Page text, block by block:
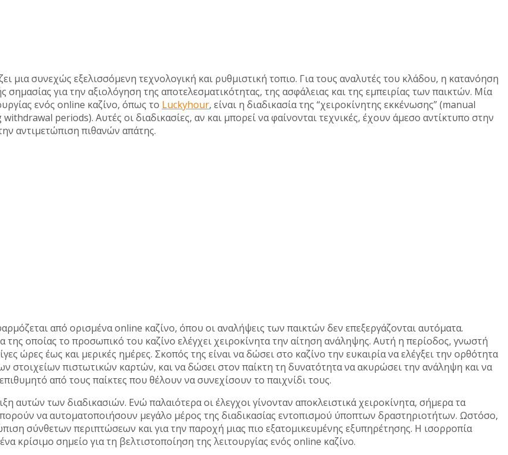
μια συνεχώς εξελισσόμενη τεχνολογική και ρυθμιστική τοπιο. Για τους αναλυτές του κλάδου, η κατανόηση
για την αξιολόγηση της αποτελεσματικότητας, της ασφάλειας και της εμπειρίας των παικτών. Μία
ενός online καζίνο, όπως το Luckyhour, είναι η διαδικασία της “χειροκίνητης εκκένωσης” (manual
periods). Αυτές οι διαδικασίες, αν και μπορεί να φαίνονται τεχνικές, έχουν άμεσο αντίκτυπο στην
αντιμετώπιση πιθανών απάτης.
από ορισμένα online καζίνο, όπου οι αναλήψεις των παικτών δεν επεξεργάζονται αυτόματα.
της οποίας το προσωπικό του καζίνο ελέγχει χειροκίνητα την αίτηση ανάληψης. Αυτή η περίοδος, γνωστή
ώρες έως και μερικές ημέρες. Σκοπός της είναι να δώσει στο καζίνο την ευκαιρία να ελέγξει την ορθότητα
στοιχείων πιστωτικών καρτών, και να δώσει στον παίκτη τη δυνατότητα να ακυρώσει την ανάληψη και να
από τους παίκτες που θέλουν να συνεχίσουν το παιχνίδι τους.
αυτών των διαδικασιών. Ενώ παλαιότερα οι έλεγχοι γίνονταν αποκλειστικά χειροκίνητα, σήμερα τα
να αυτοματοποιήσουν μεγάλο μέρος της διαδικασίας εντοπισμού ύποπτων δραστηριοτήτων. Ωστόσο,
σύνθετων περιπτώσεων και για την παροχή μιας πιο εξατομικευμένης εξυπηρέτησης. Η ισορροπία
κρίσιμο σημείο για τη βελτιστοποίηση της λειτουργίας ενός online καζίνο.